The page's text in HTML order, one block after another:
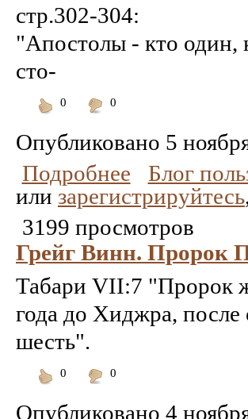
стр.302-304:
"Апостолы - кто один,
сто-
0
0
Опубликовано 5
Подробнее
Блог
или зарегистрируйтесь
3199 просмотров
Грейг Винн. Пророк
Табари VII:7 "Пророк
года до Хиджра,
шесть".
0
0
Опубликовано 4